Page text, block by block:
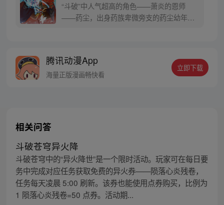
“斗破”中人气超高的角色——萧炎的恩师
——药尘，出身药族卑微旁支的药尘幼年丧
周二、五更新】
腾讯动漫App
海量正版漫画畅快看
立即下载
相关问答
斗破苍穹异火降
斗破苍穹中的“异火降世”是一个限时活动。玩家可在每日要
务中完成对应任务获取免费的异火券——陨落心炎残卷，
任务每天凌晨 5:00 刷新。该券也能使用点券购买，比例为
1 陨落心炎残卷=50 点券。活动期...